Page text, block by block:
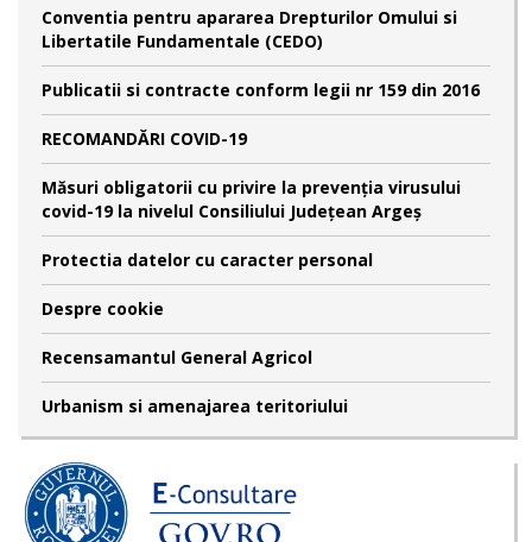
Conventia pentru apararea Drepturilor Omului si
Libertatile Fundamentale (CEDO)
Publicatii si contracte conform legii nr 159 din 2016
RECOMANDĂRI COVID-19
Măsuri obligatorii cu privire la prevenția virusului
covid-19 la nivelul Consiliului Județean Argeș
Protectia datelor cu caracter personal
Despre cookie
Recensamantul General Agricol
Urbanism si amenajarea teritoriului